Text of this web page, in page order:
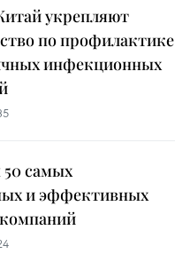
укрепляют
по профилактике
инфекционных
самых
и эффективных